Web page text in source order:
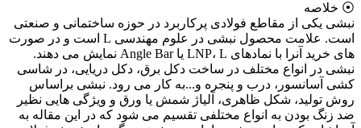
⦿ خلاصه
نبشی یکی از مقاطع فولادی پرکاربرد در حوزه ساختمانی و صنعتی
است. علامت محصول نبشی در علوم مهندسی L است و در صورت
های خرید آنرا با نمادهای LNP، L یا Angle Bar نمایش می دهند.
نبشی در انواع مختلف در ساخت دکل برق، دکل دریایی، در شاسی
کشی آسانسور، درب و پنجره و...به کار می رود. نبشی براساس
روش تولید، شکل ظاهری، آلیاژ شمش یا ورق و ویژگی هایی نظیر
ضد زنگ بودن به انواع مختلفی تقسیم می شود که در این مقاله به